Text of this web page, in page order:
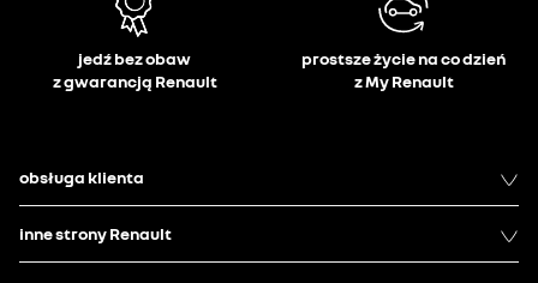
jedź bez obaw
z gwarancją Renault
prostsze życie na co dzień
z My Renault
obsługa klienta
inne strony Renault